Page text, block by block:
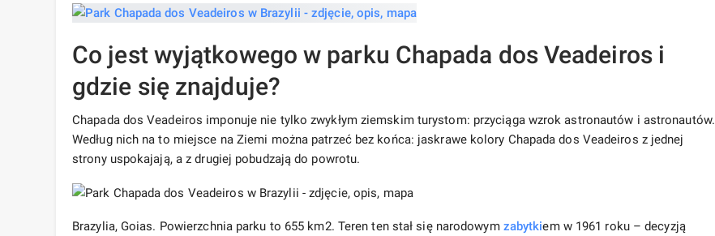
Co jest wyjątkowego w parku Chapada dos Veadeiros i
gdzie się znajduje?
Chapada dos Veadeiros imponuje nie tylko zwykłym ziemskim turystom: przyciąga wzrok astronautów i astronautów.
Według nich na to miejsce na Ziemi można patrzeć bez końca: jaskrawe kolory Chapada dos Veadeiros z jednej
strony uspokajają, a z drugiej pobudzają do powrotu.
Brazylia, Goias. Powierzchnia parku to 655 km2. Teren ten stał się narodowym zabytkiem w 1961 roku – decyzją